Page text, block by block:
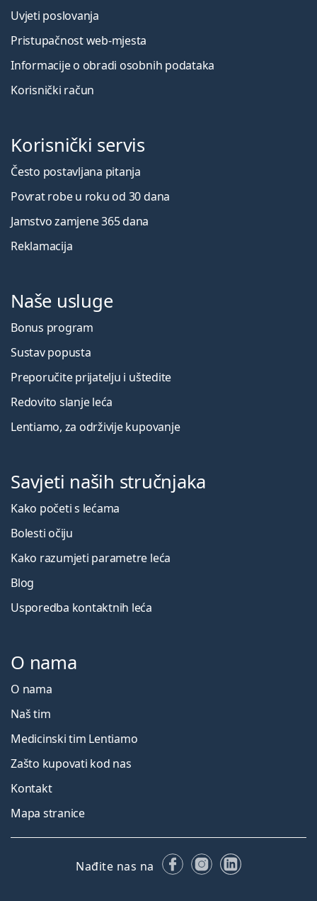
Uvjeti poslovanja
Pristupačnost web-mjesta
Informacije o obradi osobnih podataka
Korisnički račun
Korisnički servis
Često postavljana pitanja
Povrat robe u roku od 30 dana
Jamstvo zamjene 365 dana
Reklamacija
Naše usluge
Bonus program
Sustav popusta
Preporučite prijatelju i uštedite
Redovito slanje leća
Lentiamo, za održivije kupovanje
Savjeti naših stručnjaka
Kako početi s lećama
Bolesti očiju
Kako razumjeti parametre leća
Blog
Usporedba kontaktnih leća
O nama
O nama
Naš tim
Medicinski tim Lentiamo
Zašto kupovati kod nas
Kontakt
Mapa stranice
Nađite nas na FacebookuInstagramu
LinkedIn